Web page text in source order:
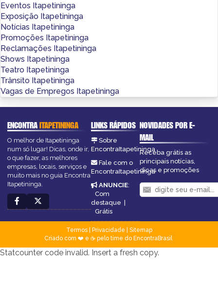
Eventos Itapetininga
Exposição Itapetininga
Notícias Itapetininga
Promoções Itapetininga
Reclamações Itapetininga
Shows Itapetininga
Teatro Itapetininga
Trânsito Itapetininga
Vagas de Empregos Itapetininga
ENCONTRAITAPETININGA
O melhor de Itapetininga
num só lugar! Dicas, onde ir,
o que fazer, as melhores
empresas, locais, serviços e
muito mais no guia Encontra
Itapetininga.
LINKS RÁPIDOS
Sobre
EncontraItapetininga
Fale com o
EncontraItapetininga
ANUNCIE:
Com
destaque |
Grátis
NOVIDADES POR E-
MAIL
Receba grátis as
principais notícias,
dicas e promoções
Termos| Privacidade
Sitemap
Criado com ❤️ e ☕ pelo time do EncontraBrasil
Statcounter code invalid. Insert a fresh copy.